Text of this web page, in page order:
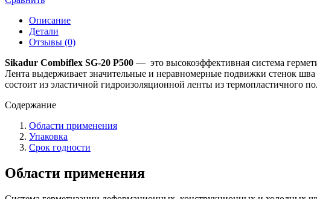
P500
Описание
Детали
Отзывы (0)
Sikadur Combiflex SG-20 P500 — это высокоэффективная система
Лента выдерживает значительные и неравномерные подвижки стенок
состоит из эластичной гидроизоляционной ленты из термопластичного
Содержание
Области применения
Упаковка
Срок годности
Области применения